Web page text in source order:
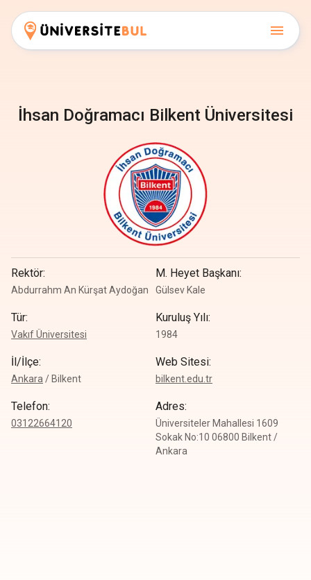
İhsan Doğramacı Bilkent Üniversitesi
Rektör:
Abdurrahm An Kürşat Aydoğan
M. Heyet Başkanı:
Gülsev Kale
Tür:
Vakıf Üniversitesi
Kuruluş Yılı:
1984
İl/İlçe:
Ankara / Bilkent
Web Sitesi:
bilkent.edu.tr
Telefon:
03122664120
Adres:
Üniversiteler Mahallesi 1609
Sokak No:10 06800 Bilkent /
Ankara